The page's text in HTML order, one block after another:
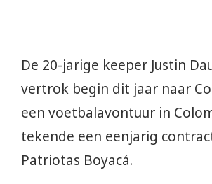
De 20-jarige keeper Justin
vertrok begin dit jaar naar
een voetbalavontuur in
tekende een eenjarig
Patriotas Boyacá.